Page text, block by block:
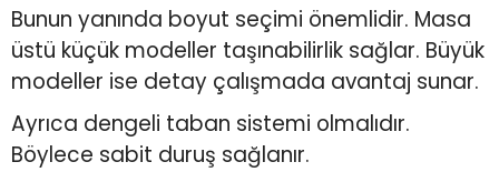
Bunun yanında boyut seçimi önemlidir. Masa
üstü küçük modeller taşınabilirlik sağlar. Büyük
modeller ise detay çalışmada avantaj sunar.
Ayrıca dengeli taban sistemi olmalıdır.
Böylece sabit duruş sağlanır.